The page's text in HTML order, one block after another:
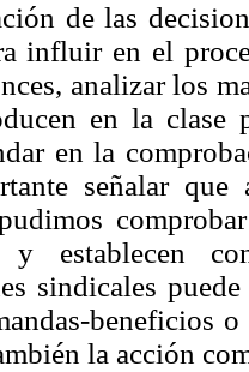
de las
influir en el
analizar los
en la clase
en la
señalar
y establecen
sindicales
beneficios
la acción